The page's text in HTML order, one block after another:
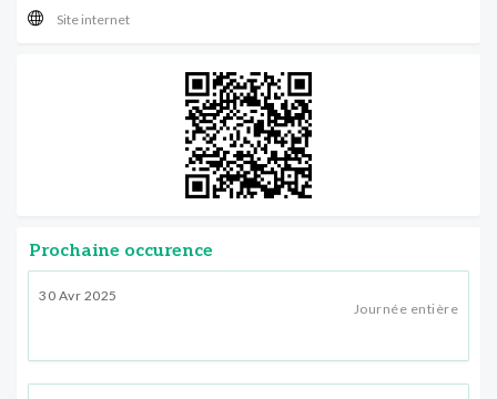
Site internet
Prochaine occurence
30 Avr 2025
Journée entière